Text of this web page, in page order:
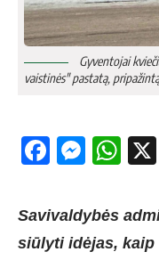
Gyventojai
vaistinės" pastatą,
Savivaldybės
siūlyti idėjas,